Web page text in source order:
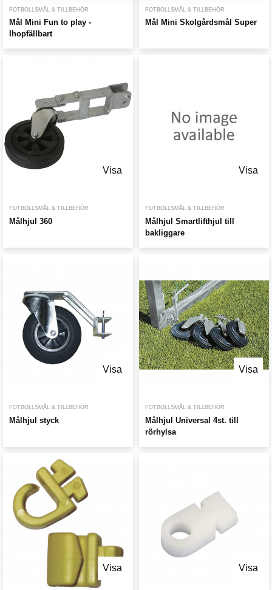
FOTBOLLSMÅL & TILLBEHÖR
Mål Mini Fun to play -
Ihopfällbart
FOTBOLLSMÅL & TILLBEHÖR
Mål Mini Skolgårdsmål Super
Visa
FOTBOLLSMÅL & TILLBEHÖR
Målhjul 360
Visa
FOTBOLLSMÅL & TILLBEHÖR
Målhjul Smartlifthjul till
bakliggare
Visa
FOTBOLLSMÅL & TILLBEHÖR
Målhjul styck
Visa
FOTBOLLSMÅL & TILLBEHÖR
Målhjul Universal 4st. till
rörhylsa
Visa Visa